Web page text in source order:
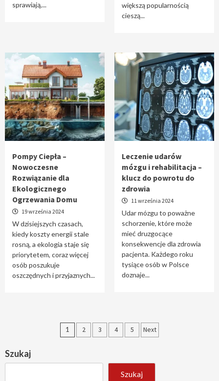
sprawiają,...
większą popularnością
cieszą...
Pompy Ciepła –
Nowoczesne
Rozwiązanie dla
Ekologicznego
Ogrzewania Domu
19 września 2024
W dzisiejszych czasach,
kiedy koszty energii stale
rosną, a ekologia staje się
priorytetem, coraz więcej
osób poszukuje
oszczędnych i przyjaznych...
Leczenie udarów
mózgu i rehabilitacja –
klucz do powrotu do
zdrowia
11 września 2024
Udar mózgu to poważne
schorzenie, które może
mieć druzgocące
konsekwencje dla zdrowia
pacjenta. Każdego roku
tysiące osób w Polsce
doznaje...
Stronicowanie
1 2 3 4 5 Next
Szukaj
Szukaj